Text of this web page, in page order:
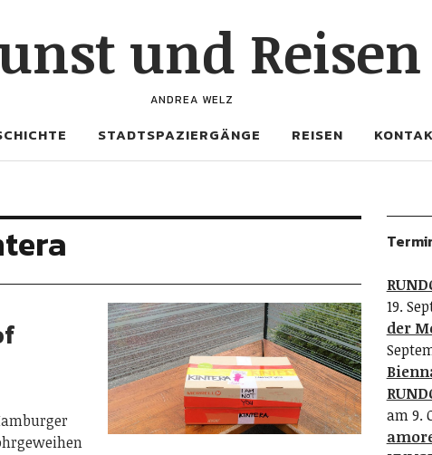
und Reisen
ANDREA WELZ
STADTSPAZIERGÄNGE REISEN
19.
der
am 9.